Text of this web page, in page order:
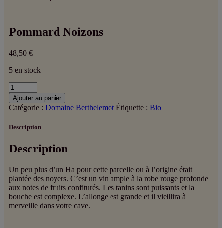
Pommard Noizons
48,50 €
5 en stock
quantité
de
Pommard
Noizons
Ajouter au panier
Catégorie : Domaine Berthelemot Étiquette : Bio
Description
Description
Un peu plus d’un Ha pour cette parcelle ou à l’origine était
plantée des noyers. C’est un vin ample à la robe rouge profonde
aux notes de fruits confiturés. Les tanins sont puissants et la
bouche est complexe. L’allonge est grande et il vieillira à
merveille dans votre cave.